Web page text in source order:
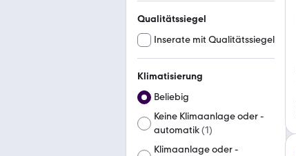
Qualitätssiegel
Inserate mit Qualitätssiegel
Klimatisierung
Beliebig
Keine Klimaanlage oder -
automatik(1)
Klimaanlage oder -